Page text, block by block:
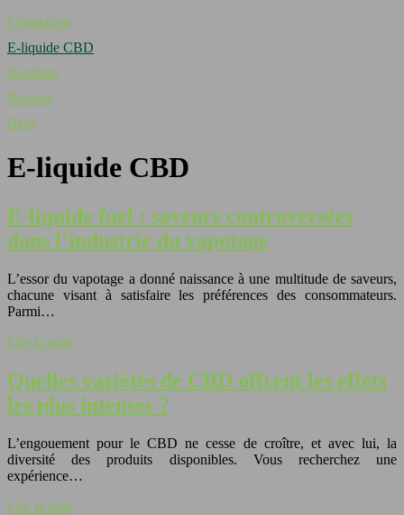
Législation
E-liquide CBD
Bienfaits
Risques
Blog
E-liquide CBD
E-liquide fuel : saveurs controversées
dans l’industrie du vapotage
L’essor du vapotage a donné naissance à une multitude de saveurs,
chacune visant à satisfaire les préférences des consommateurs.
Parmi…
Lire la suite
Quelles variétés de CBD offrent les effets
les plus intenses ?
L’engouement pour le CBD ne cesse de croître, et avec lui, la
diversité des produits disponibles. Vous recherchez une
expérience…
Lire la suite